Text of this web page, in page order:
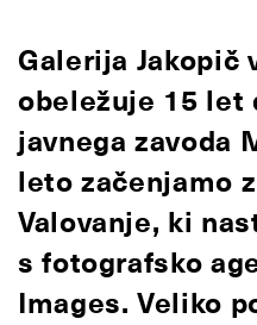
Galerija Jakopič
obeležuje 15 let
javnega zavoda
leto začenjamo
Valovanje, ki
s fotografsko
Images. Veliko